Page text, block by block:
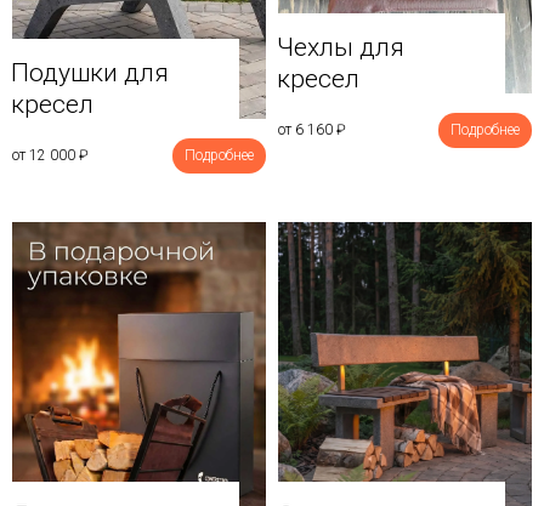
Подушки для
кресел
от 12 000 ₽ Подробнее
Чехлы для
кресел
от 6 160 ₽ Подробнее